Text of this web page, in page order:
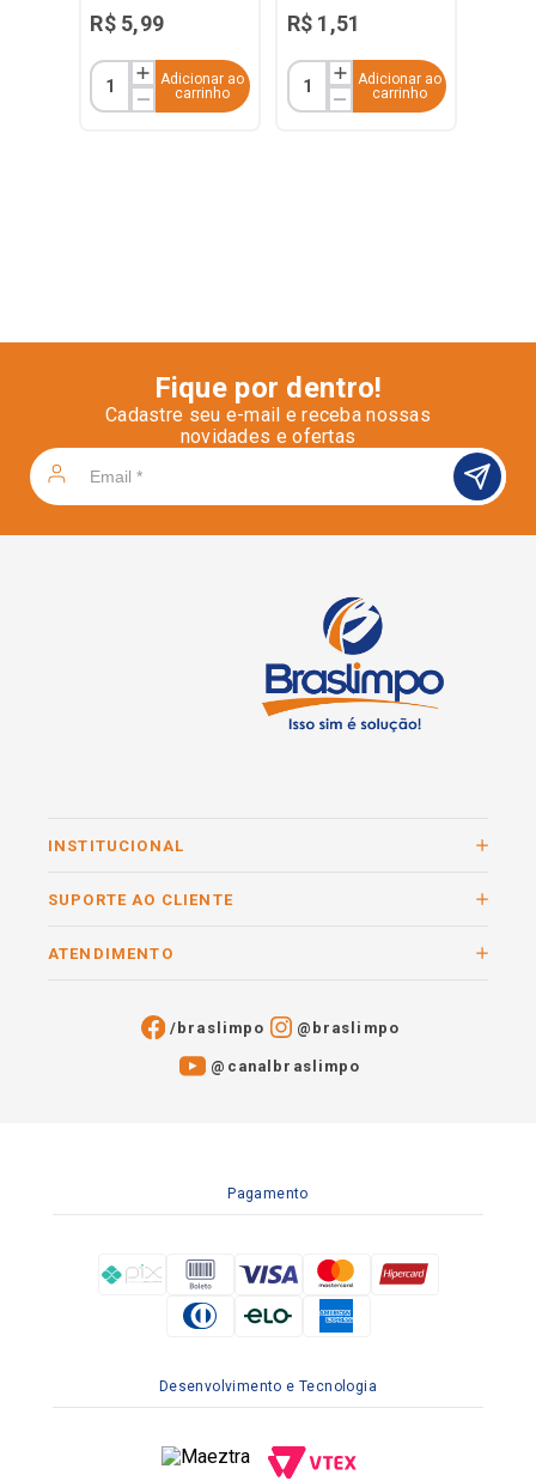
R$ 5,99
Adicionar ao
carrinho
R$ 1 ,51
Adicionar ao
carrinho
Fique por dentro!
Cadastre seu e-mail e receba nossas
novidades e ofertas
INSTITUCIONAL
SUPORTE AO CLIENTE
ATENDIMENTO
/braslimpo @braslimpo
@canalbraslimpo​
Pagamento
Desenvolvimento e Tecnologia